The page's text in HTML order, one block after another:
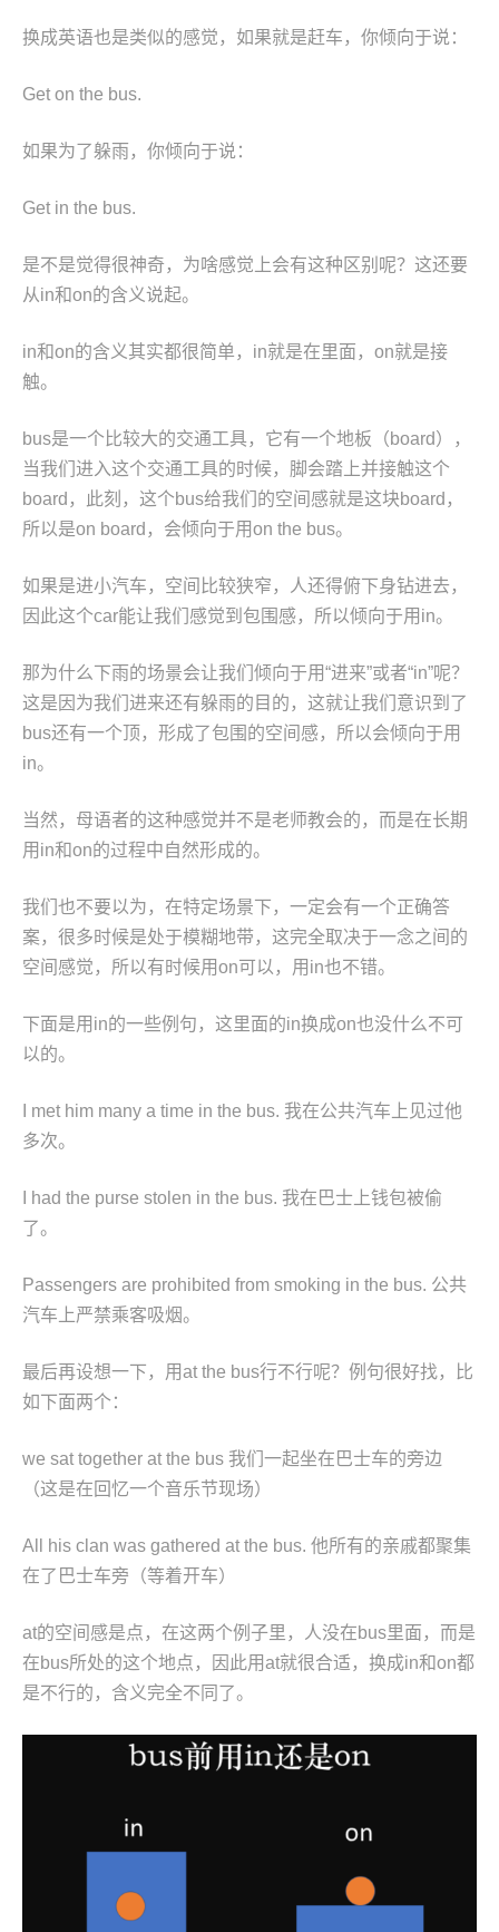
换成英语也是类似的感觉，如果就是赶车，你倾向于说：
Get on the bus.
如果为了躲雨，你倾向于说：
Get in the bus.
是不是觉得很神奇，为啥感觉上会有这种区别呢？这还要
从in和on的含义说起。
in和on的含义其实都很简单，in就是在里面，on就是接
触。
bus是一个比较大的交通工具，它有一个地板（board），
当我们进入这个交通工具的时候，脚会踏上并接触这个
board，此刻，这个bus给我们的空间感就是这块board，
所以是on board，会倾向于用on the bus。
如果是进小汽车，空间比较狭窄，人还得俯下身钻进去，
因此这个car能让我们感觉到包围感，所以倾向于用in。
那为什么下雨的场景会让我们倾向于用“进来”或者“in”呢？
这是因为我们进来还有躲雨的目的，这就让我们意识到了
bus还有一个顶，形成了包围的空间感，所以会倾向于用
in。
当然，母语者的这种感觉并不是老师教会的，而是在长期
用in和on的过程中自然形成的。
我们也不要以为，在特定场景下，一定会有一个正确答
案，很多时候是处于模糊地带，这完全取决于一念之间的
空间感觉，所以有时候用on可以，用in也不错。
下面是用in的一些例句，这里面的in换成on也没什么不可
以的。
I met him many a time in the bus. 我在公共汽车上见过他
多次。
I had the purse stolen in the bus. 我在巴士上钱包被偷
了。
Passengers are prohibited from smoking in the bus. 公共
汽车上严禁乘客吸烟。
最后再设想一下，用at the bus行不行呢？例句很好找，比
如下面两个：
we sat together at the bus 我们一起坐在巴士车的旁边
（这是在回忆一个音乐节现场）
All his clan was gathered at the bus. 他所有的亲戚都聚集
在了巴士车旁（等着开车）
at的空间感是点，在这两个例子里，人没在bus里面，而是
在bus所处的这个地点，因此用at就很合适，换成in和on都
是不行的，含义完全不同了。